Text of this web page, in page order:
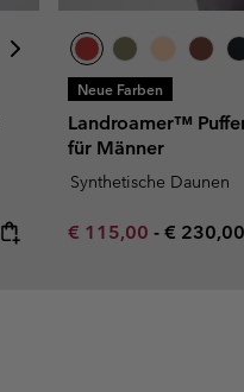
Neue Farben
Landroamer™
für Männer
Synthetische Daunen
Minimum sale price:
€ 115,00 - € 230,00